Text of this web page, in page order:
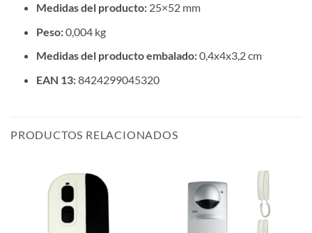
Medidas del producto:25×52 mm
Peso:0,004 kg
Medidas del producto embalado:0,4x4x3,2 cm
EAN 13:8424299045320
PRODUCTOS RELACIONADOS